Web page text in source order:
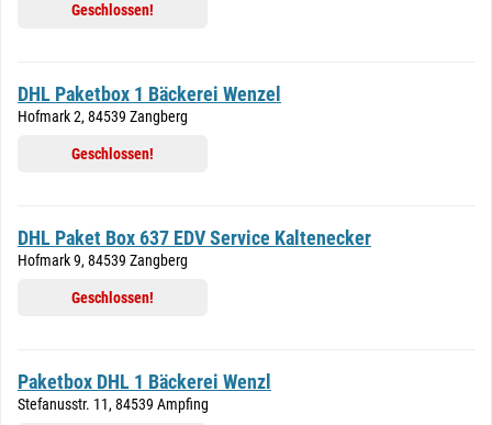
Geschlossen!
DHL Paketbox 1 Bäckerei Wenzel
Hofmark 2, 84539 Zangberg
Geschlossen!
DHL Paket Box 637 EDV Service Kaltenecker
Hofmark 9, 84539 Zangberg
Geschlossen!
Paketbox DHL 1 Bäckerei Wenzl
Stefanusstr. 11, 84539 Ampfing